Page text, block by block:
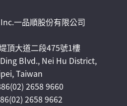
一品順股份有限公司
頂大道二段475號1樓
Blvd., Nei Hu District,
Taiwan
2658 9660
2658 9662